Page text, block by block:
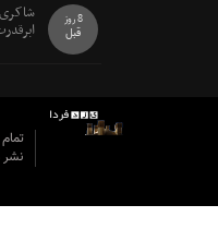
8 روز
قبل
نشر